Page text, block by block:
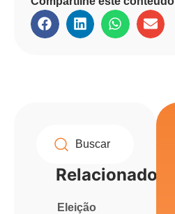
Relacionados
Eleição